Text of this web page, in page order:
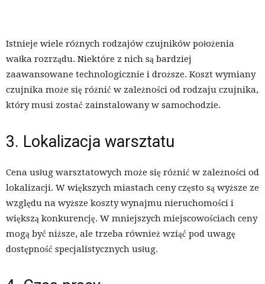
Istnieje wiele różnych rodzajów czujników położenia
wałka rozrządu. Niektóre z nich są bardziej
zaawansowane technologicznie i droższe. Koszt wymiany
czujnika może się różnić w zależności od rodzaju czujnika,
który musi zostać zainstalowany w samochodzie.
3. Lokalizacja warsztatu
Cena usług warsztatowych może się różnić w zależności od
lokalizacji. W większych miastach ceny często są wyższe ze
względu na wyższe koszty wynajmu nieruchomości i
większą konkurencję. W mniejszych miejscowościach ceny
mogą być niższe, ale trzeba również wziąć pod uwagę
dostępność specjalistycznych usług.